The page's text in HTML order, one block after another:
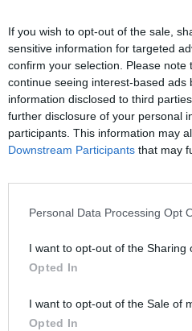
If you wish to opt-out of the sale,
sensitive information for targeted
confirm your selection. Please
continue seeing interest-based
information disclosed to third
further disclosure of your personal
participants. This information may
Downstream Participants that may
Personal Data Processing Opt
I want to opt-out of the Sharing
Opted In
I want to opt-out of the Sale of
Opted In